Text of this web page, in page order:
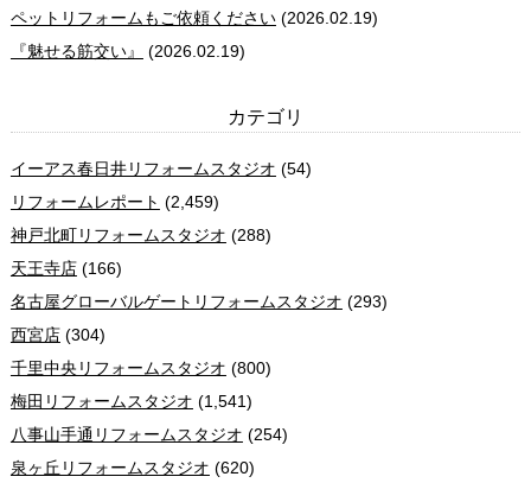
ペットリフォームもご依頼ください(2026.02.19)
『魅せる筋交い』
(2026.02.19)
カテゴリ
イーアス春日井リフォームスタジオ (54)
リフォームレポート (2,459)
神戸北町リフォームスタジオ (288)
天王寺店(166)
名古屋グローバルゲートリフォームスタジオ (293)
西宮店(304)
千里中央リフォームスタジオ (800)
梅田リフォームスタジオ (1,541)
八事山手通リフォームスタジオ (254)
泉ヶ丘リフォームスタジオ (620)